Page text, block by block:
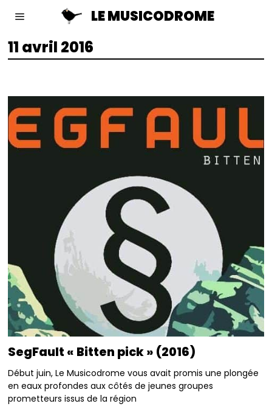
LE MUSICODROME
11 avril 2016
SegFault « Bitten pick » (2016)
Début juin, Le Musicodrome vous avait promis une plongée
en eaux profondes aux côtés de jeunes groupes
prometteurs issus de la région